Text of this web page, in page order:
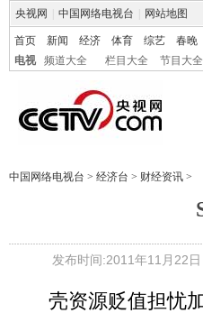
央视网 中国网络电视台 网站地图
首页 新闻 经济 体育 综艺 春晚
电视
频道大全 栏目大全 节目大全
中国网络电视台 > 经济台 > 财经资讯 >
发布时间:2011年11月22
壳资源贬值担忧